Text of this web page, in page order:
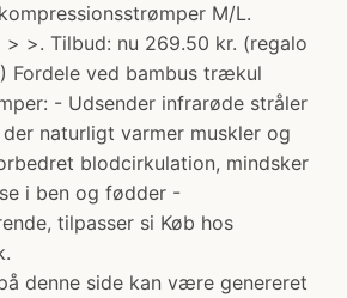
M/L.
> >. Tilbud: nu 269.50 kr. (regalo
Fordele ved bambus trækul
- Udsender infrarøde stråler
naturligt varmer muskler og
blodcirkulation, mindsker
i ben og fødder -
tilpasser si Køb hos
denne side kan være genereret